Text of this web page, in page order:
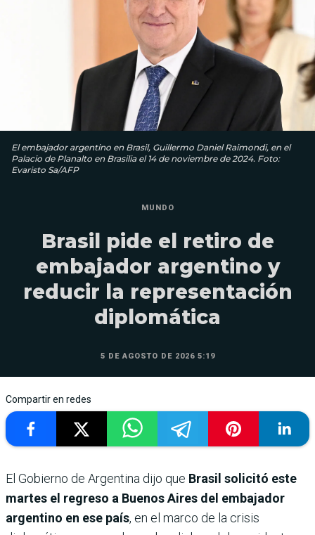
El embajador argentino en Brasil, Guillermo Daniel Raimondi, en el
Palacio de Planalto en Brasilia el 14 de noviembre de 2024. Foto:
Evaristo Sa/AFP
MUNDO
Brasil pide el retiro de
embajador argentino y
reducir la representación
diplomática
5 DE AGOSTO DE 2026 5:19
Compartir en redes
El Gobierno de Argentina dijo que Brasil solicitó este
martes el regreso a Buenos Aires del embajador
argentino en ese país, en el marco de la crisis